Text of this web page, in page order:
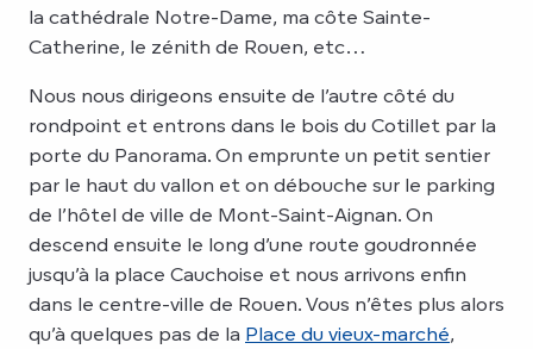
la cathédrale Notre-Dame, ma côte Sainte-
Catherine, le zénith de Rouen, etc…
Nous nous dirigeons ensuite de l’autre côté du
rondpoint et entrons dans le bois du Cotillet par la
porte du Panorama. On emprunte un petit sentier
par le haut du vallon et on débouche sur le parking
de l’hôtel de ville de Mont-Saint-Aignan. On
descend ensuite le long d’une route goudronnée
jusqu’à la place Cauchoise et nous arrivons enfin
dans le centre-ville de Rouen. Vous n’êtes plus alors
qu’à quelques pas de la Place du vieux-marché,